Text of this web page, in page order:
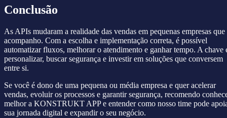
Conclusão
As APIs mudaram a realidade das vendas em pequenas empresas que
acompanho. Com a escolha e implementação correta, é possível
automatizar fluxos, melhorar o atendimento e ganhar tempo. A chave
personalizar, buscar segurança e investir em soluções que conversem
entre si.
Se você é dono de uma pequena ou média empresa e quer acelerar
vendas, evoluir os processos e garantir segurança, recomendo
melhor a KONSTRUKT APP e entender como nosso time pode
sua jornada digital e expandir o seu negócio.